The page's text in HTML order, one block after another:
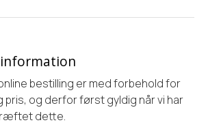
bestilling er med forbehold for
pris, og derfor først gyldig når vi har
dette.